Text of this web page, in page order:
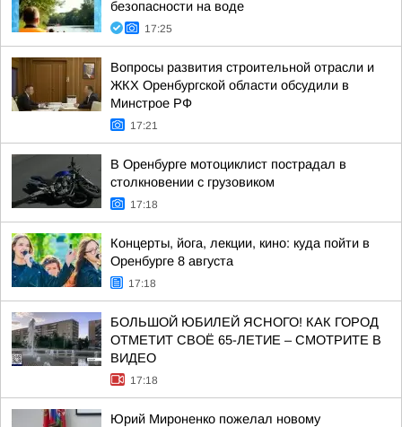
безопасности на воде
17:25
Вопросы развития строительной отрасли и
ЖКХ Оренбургской области обсудили в
Минстрое РФ
17:21
В Оренбурге мотоциклист пострадал в
столкновении с грузовиком
17:18
Концерты, йога, лекции, кино: куда пойти в
Оренбурге 8 августа
17:18
БОЛЬШОЙ ЮБИЛЕЙ ЯСНОГО! КАК ГОРОД
ОТМЕТИТ СВОЁ 65-ЛЕТИЕ – СМОТРИТЕ В
ВИДЕО
17:18
Юрий Мироненко пожелал новому